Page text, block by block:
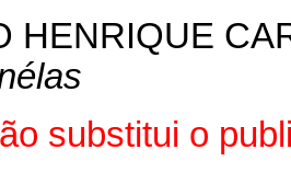
HENRIQUE
substitui o